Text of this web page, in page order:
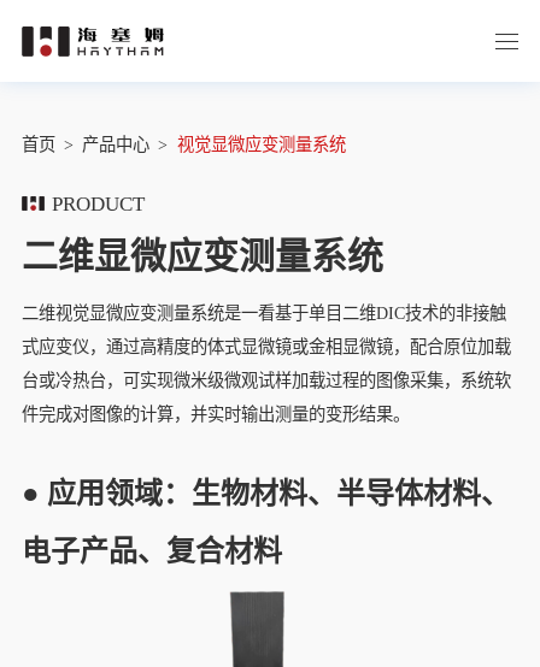
PRODUCT
二维显微应变测量系统
二维视觉显微应变测量系统是一看基于单目二维DIC技术的非接触
式应变仪，通过高精度的体式显微镜或金相显微镜，配合原位加载
台或冷热台，可实现微米级微观试样加载过程的图像采集，系统软
件完成对图像的计算，并实时输出测量的变形结果。
● 应用领域：生物材料、半导体材料、
电子产品、复合材料
首页 > 产品中心 > 视觉显微应变测量系统